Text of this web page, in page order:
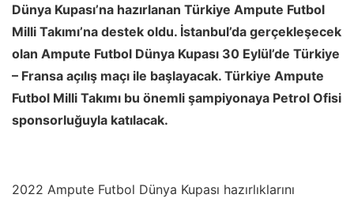
Dünya Kupası’na hazırlanan Türkiye Ampute Futbol
Milli Takımı’na destek oldu. İstanbul’da gerçekleşecek
olan Ampute Futbol Dünya Kupası 30 Eylül’de Türkiye
– Fransa açılış maçı ile başlayacak. Türkiye Ampute
Futbol Milli Takımı bu önemli şampiyonaya Petrol Ofisi
sponsorluğuyla katılacak.
2022 Ampute Futbol Dünya Kupası hazırlıklarını